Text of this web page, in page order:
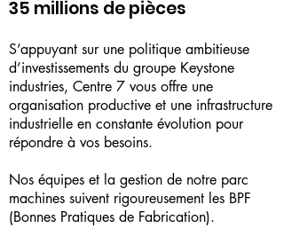
35 millions de pièces
S’appuyant sur une politique ambitieuse
d’investissements du groupe Keystone
industries, Centre 7 vous offre une
organisation productive et une infrastructure
industrielle en constante évolution pour
répondre à vos besoins.
Nos équipes et la gestion de notre parc
machines suivent rigoureusement les BPF
(Bonnes Pratiques de Fabrication).